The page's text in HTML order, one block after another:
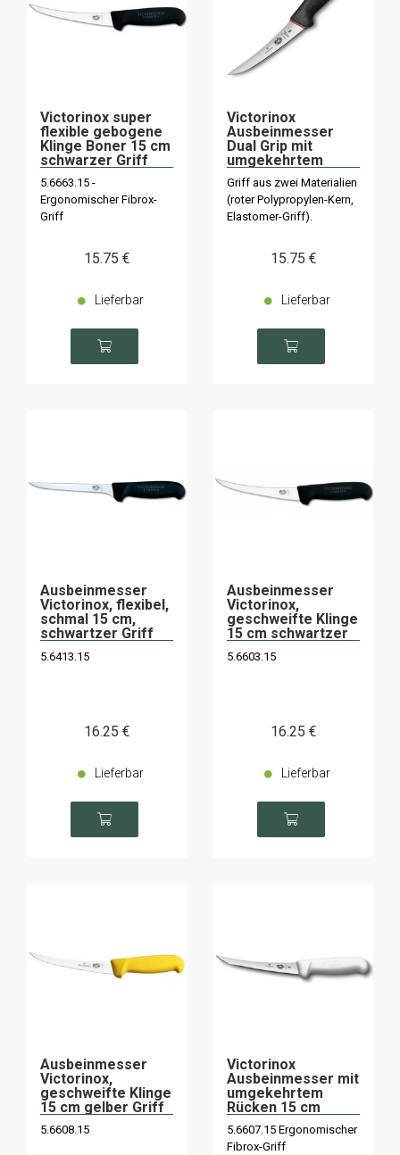
Victorinox super
flexible gebogene
Klinge Boner 15 cm
schwarzer Griff
5.6663.15 -
Ergonomischer Fibrox-
Griff
15.75 €
Lieferbar
Victorinox
Ausbeinmesser
Dual Grip mit
umgekehrtem
Rücken 15cm
5.6663.12D
Superflex
Griff aus zwei Materialien
(roter Polypropylen-Kern,
Elastomer-Griff).
15.75 €
Lieferbar
Ausbeinmesser
Victorinox, flexibel,
schmal 15 cm,
schwartzer Griff
5.6413.15
16.25 €
Lieferbar
Ausbeinmesser
Victorinox,
geschweifte Klinge
15 cm schwartzer
5.6603.15
16.25 €
Lieferbar
Ausbeinmesser
Victorinox,
geschweifte Klinge
15 cm gelber Griff
5.6608.15
Victorinox
Ausbeinmesser mit
umgekehrtem
Rücken 15 cm
Victorinox weißer
Griff
5.6607.15 Ergonomischer
Fibrox-Griff